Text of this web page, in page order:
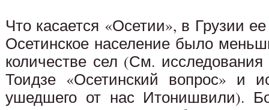
Что касается «Осетии», в Грузии
Осетинское население было
количестве сел (См.
Тоидзе «Осетинский вопрос» и
ушедшего от нас Итонишвили).